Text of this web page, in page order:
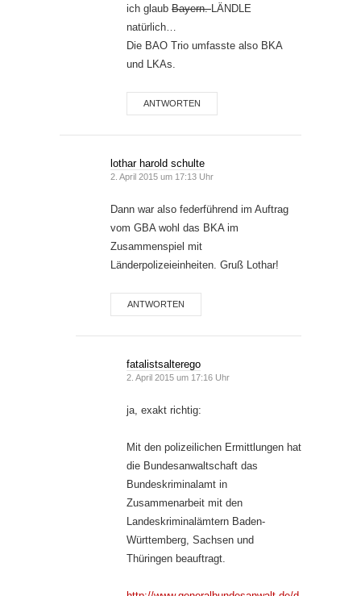
ich glaub Bayern.LÄNDLE
natürlich…
Die BAO Trio umfasste also BKA
und LKAs.
ANTWORTEN
lothar harold schulte
2. April 2015 um 17:13 Uhr
Dann war also federführend im Auftrag
vom GBA wohl das BKA im
Zusammenspiel mit
Länderpolizeieinheiten. Gruß Lothar!
ANTWORTEN
fatalistsalterego
2. April 2015 um 17:16 Uhr
ja, exakt richtig:
Mit den polizeilichen Ermittlungen hat
die Bundesanwaltschaft das
Bundeskriminalamt in
Zusammenarbeit mit den
Landeskriminalämtern Baden-
Württemberg, Sachsen und
Thüringen beauftragt.